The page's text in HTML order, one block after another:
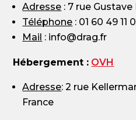
Adresse : 7 rue
Téléphone : 01 60 49 11
Mail : info@drag.fr
Hébergement : OVH
Adresse: 2 rue
France